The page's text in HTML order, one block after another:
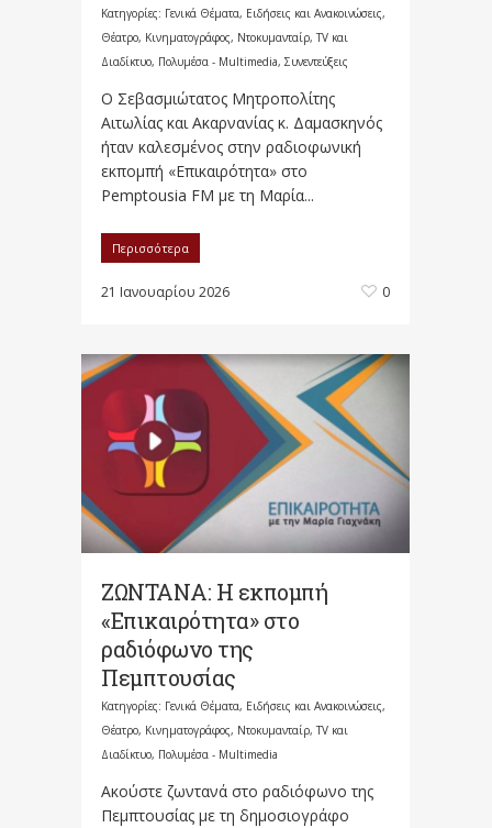
Κατηγορίες: Γενικά Θέματα, Ειδήσεις και Ανακοινώσεις,
Θέατρο, Κινηματογράφος, Ντοκυμανταίρ, TV και
Διαδίκτυο, Πολυμέσα - Multimedia, Συνεντεύξεις
Ο Σεβασμιώτατος Μητροπολίτης
Αιτωλίας και Ακαρνανίας κ. Δαμασκηνός
ήταν καλεσμένος στην ραδιοφωνική
εκπομπή «Επικαιρότητα» στο
Pemptousia FM με τη Μαρία...
Περισσότερα
21 Ιανουαρίου 2026 0
ΖΩΝΤΑΝΑ: Η εκπομπή
«Επικαιρότητα» στο
ραδιόφωνο της
Πεμπτουσίας
Κατηγορίες: Γενικά Θέματα, Ειδήσεις και Ανακοινώσεις,
Θέατρο, Κινηματογράφος, Ντοκυμανταίρ, TV και
Διαδίκτυο, Πολυμέσα - Multimedia
Ακούστε ζωντανά στο ραδιόφωνο της
Πεμπτουσίας με τη δημοσιογράφο